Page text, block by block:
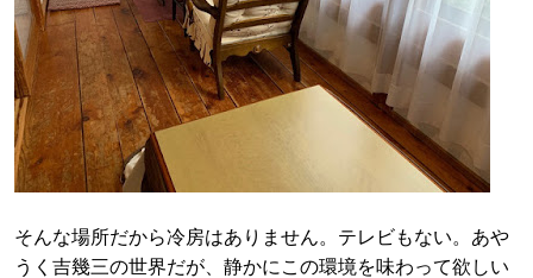
そんな場所だから冷房はありません。テレビもない。あや
うく吉幾三の世界だが、静かにこの環境を味わって欲しい